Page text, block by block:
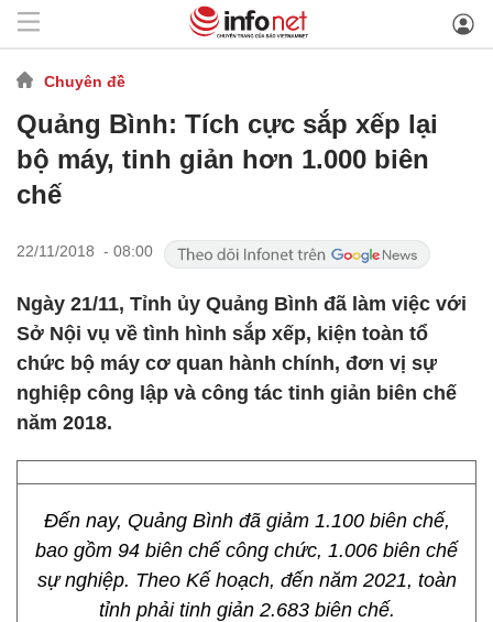
Chuyên đề
Quảng Bình: Tích cực sắp xếp lại
bộ máy, tinh giản hơn 1.000 biên
chế
22/11/2018 - 08:00
Ngày 21/11, Tỉnh ủy Quảng Bình đã làm việc với
Sở Nội vụ về tình hình sắp xếp, kiện toàn tổ
chức bộ máy cơ quan hành chính, đơn vị sự
nghiệp công lập và công tác tinh giản biên chế
năm 2018.
Đến nay, Quảng Bình đã giảm 1.100 biên chế,
bao gồm 94 biên chế công chức, 1.006 biên chế
sự nghiệp. Theo Kế hoạch, đến năm 2021, toàn
tỉnh phải tinh giản 2.683 biên chế.